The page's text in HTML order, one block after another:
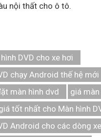
nội thất cho ô tô.
DVD cho xe hơi
chạy Android thế hệ mới
màn hình dvd
giá màn
tốt nhất cho Màn hình
Android cho các dòng xe